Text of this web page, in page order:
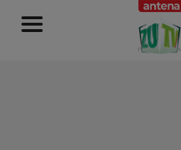
RECLAMĂ